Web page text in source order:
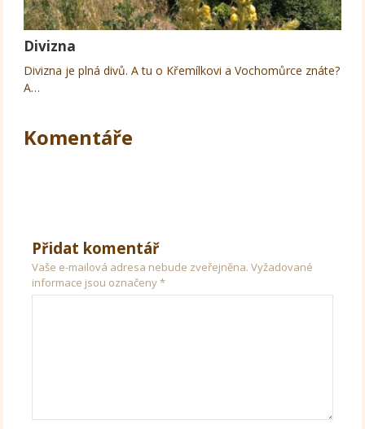
Divizna
Divizna je plná divů. A tu o Křemílkovi a Vochomůrce znáte?
A…
Komentáře
Přidat komentář
Vaše e-mailová adresa nebude zveřejněna. Vyžadované
informace jsou označeny*